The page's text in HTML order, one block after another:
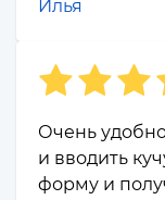
Илья
Очень
и вводить
форму и